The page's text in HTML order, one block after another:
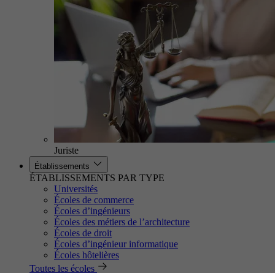
Juriste
Établissements
ÉTABLISSEMENTS PAR TYPE
Universités
Écoles de commerce
Écoles d’ingénieurs
Écoles des métiers de l’architecture
Écoles de droit
Écoles d’ingénieur informatique
Écoles hôtelières
Toutes les écoles